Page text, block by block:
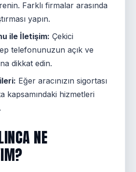
Farklı firmalar arasında
yapın.
ile İletişim: Çekici
telefonunuzun açık ve
dikkat edin.
Eğer aracınızın sigortası
kapsamındaki hizmetleri
NE